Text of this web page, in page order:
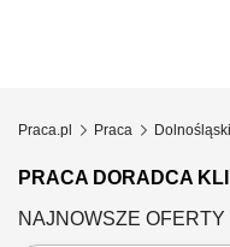
Praca.pl Praca
PRACA DORADCA
NAJNOWSZE